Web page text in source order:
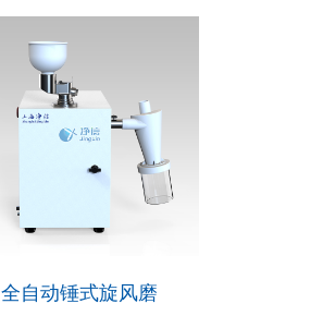
全自动锤式旋风磨